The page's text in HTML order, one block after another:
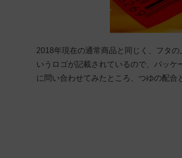
2018年現在の通常商品と同じく、フタ
いうロゴが記載されているので、パッ
に問い合わせてみたところ、つゆの配合